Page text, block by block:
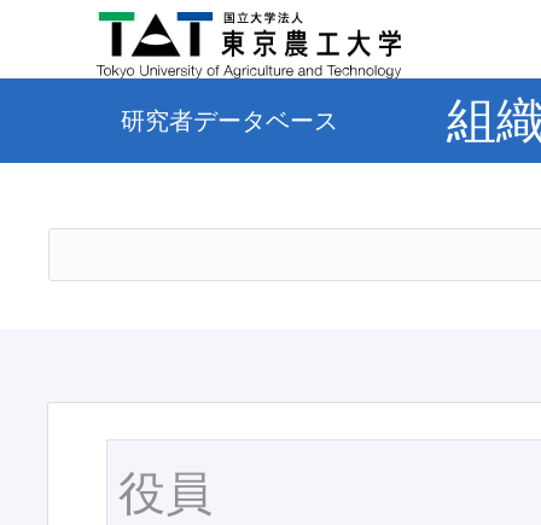
研究者データベース 組
役員